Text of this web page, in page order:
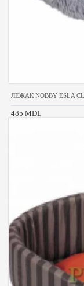
ЛЕЖАК NOBBY ESLA
485 MDL